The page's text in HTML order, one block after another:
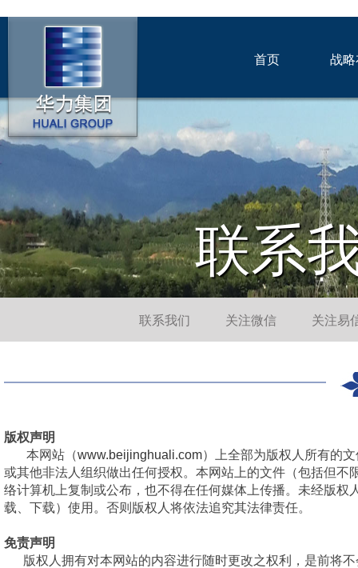
首页 战略
联系
联系我们 关注微信 关注易
版权声明
本网站（www.beijinghuali.com）上全部为版权人所有的
或其他非法人组织做出任何授权。本网站上的文件（包括但
络计算机上复制或公布，也不得在任何媒体上传播。未经版
载、下载）使用。否则版权人将依法追究其法律责任。
免责声明
版权人拥有对本网站的内容进行随时更改之权利，是前将